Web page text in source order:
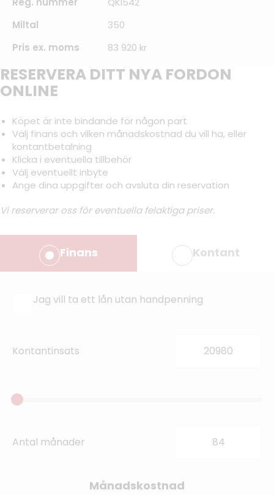
Miltal
350
Pris ex. moms
83 920 kr
RESERVERA DITT NYA FORDON
ONLINE
Köpet är inte bindande för någon part
Välj finans och vilken månadskostnad du vill ha, eller
kontantbetalning
Klicka i eventuella tillbehör
Välj eventuellt inbyte
Ange dina uppgifter och avsluta din reservation
Vi reserverar oss för eventuella felaktiga priser.
Finans Kontant
Jag vill ta ett lån utan handpenning
Kontantinsats
Antal månader
Månadskostnad